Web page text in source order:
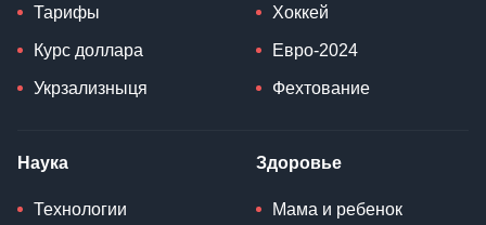
Тарифы
Курс доллара
Укрзализныця
Хоккей
Евро-2024
Фехтование
Наука
Технологии
Здоровье
Мама и ребенок